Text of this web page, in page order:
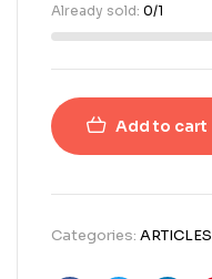
Already sold: 0/1
Add to cart
Categories: ARTICLES